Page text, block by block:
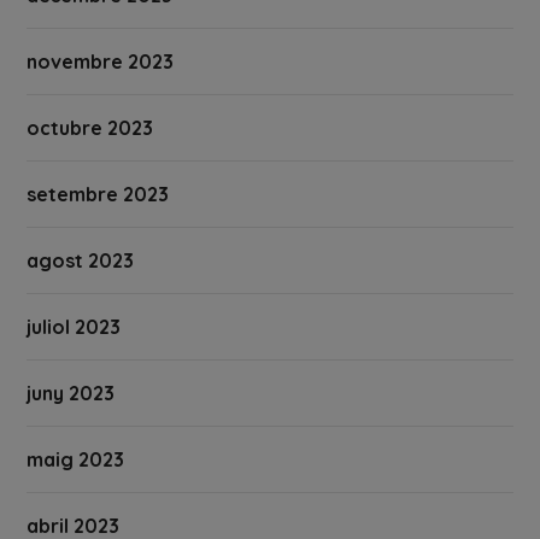
novembre 2023
octubre 2023
setembre 2023
agost 2023
juliol 2023
juny 2023
maig 2023
abril 2023